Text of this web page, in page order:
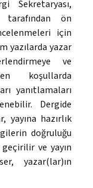
Sekretaryası,
tarafından ön
için
yazılarda yazar
ve
koşullarda
yanıtlamaları
Dergide
yayına hazırlık
doğruluğu
ve yayın
yazar(lar)ın